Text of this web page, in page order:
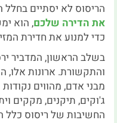
הריסוס לא יסתיים
את הדירה שלכם, הוא
כדי למנוע את חדירת
בשלב הראשון, המדביר
והתקשורת. ארונות אלו,
מבני אדם, מהווים
ג'וקים, תיקנים, מקקים
החשיבות של ריסוס כלל